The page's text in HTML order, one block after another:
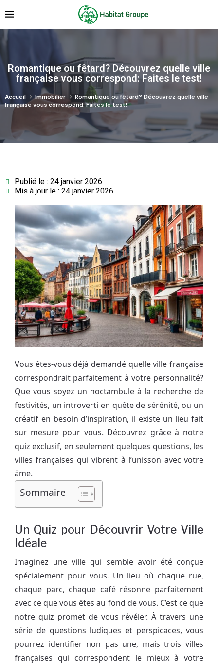
Romantique ou fêtard? Découvrez quelle ville
française vous correspond: Faites le test!
Accueil Immobilier
Romantique ou fêtard? Découvrez quelle ville
française vous correspond: Faites le test!
Publié le : 24 janvier 2026
Mis à jour le : 24 janvier 2026
Vous êtes-vous déjà demandé quelle ville française
correspondrait parfaitement à votre personnalité?
Que vous soyez un noctambule à la recherche de
festivités, un introverti en quête de sérénité, ou un
créatif en besoin d’inspiration, il existe un lieu fait
sur mesure pour vous. Découvrez grâce à notre
quiz exclusif, en seulement quelques questions, les
villes françaises qui vibrent à l’unisson avec votre
âme.
Sommaire
Un Quiz pour Découvrir Votre Ville
Idéale
Imaginez une ville qui semble avoir été conçue
spécialement pour vous. Un lieu où chaque rue,
chaque parc, chaque café résonne parfaitement
avec ce que vous êtes au fond de vous. C’est ce que
notre quiz promet de vous révéler. À travers une
série de questions ludiques et perspicaces, vous
pourrez identifier non pas une, mais trois villes
françaises qui correspondent le mieux à votre